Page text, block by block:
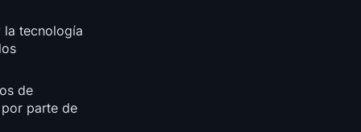
la tecnología
de
parte de